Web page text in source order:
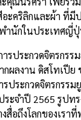
อะคริลิกและผ้า ที่มี
ำนักในประเทศญี่ปุ่
รประกวดจิตรกรร
กผลงาน ดิสโทเปี
ประกวดจิตรกรรม
ระจำปี 2565 รูปท
สื่อถึงโลกของเร